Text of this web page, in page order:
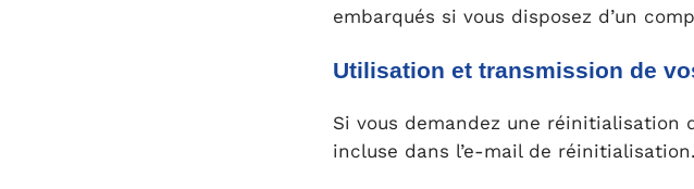
embarqués si vous disposez d’un
Utilisation et transmission de
Si vous demandez une réinitialisation
incluse dans l’e-mail de réinitialisation.